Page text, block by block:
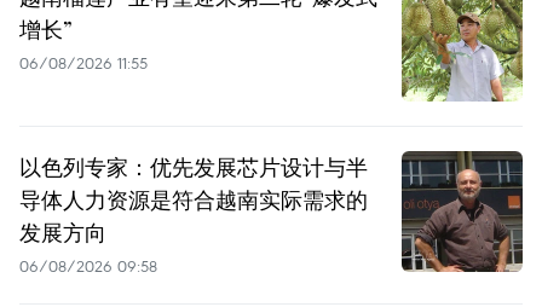
增长”
06/08/2026 11:55
以色列专家：优先发展芯片设计与半
导体人力资源是符合越南实际需求的
发展方向
06/08/2026 09:58